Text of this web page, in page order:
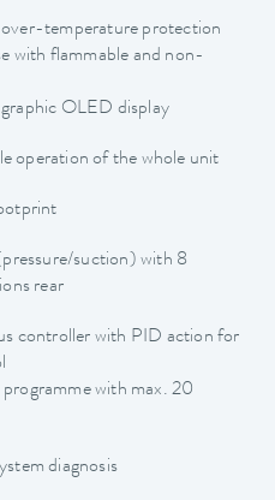
temperature protection
with flammable and non-
OLED display
operation of the whole unit
suction) with 8
rear
controller with PID action for
with max. 20
diagnosis